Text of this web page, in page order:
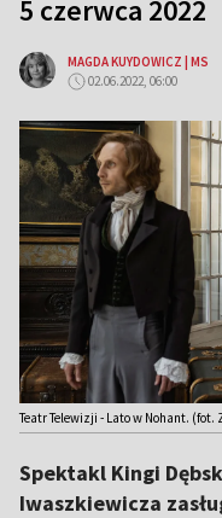
5 czerwca 2022
MAGDA KUYDOWICZ | MS
02.06.2022, 06:00
Teatr Telewizji - Lato w Nohant. (fot.
Spektakl Kingi
Iwaszkiewicza